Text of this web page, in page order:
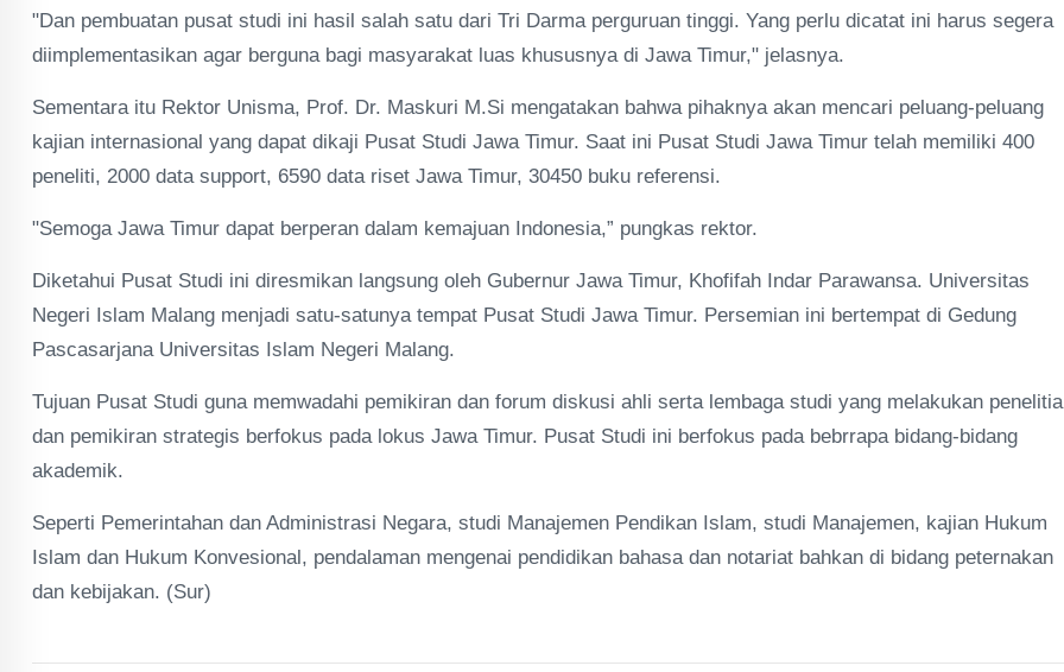
"Dan pembuatan pusat studi ini hasil salah satu dari Tri Darma perguruan tinggi. Yang perlu dicatat ini harus segera
diimplementasikan agar berguna bagi masyarakat luas khususnya di Jawa Timur," jelasnya.
Sementara itu Rektor Unisma, Prof. Dr. Maskuri M.Si mengatakan bahwa pihaknya akan mencari peluang-peluang
kajian internasional yang dapat dikaji Pusat Studi Jawa Timur. Saat ini Pusat Studi Jawa Timur telah memiliki 400
peneliti, 2000 data support, 6590 data riset Jawa Timur, 30450 buku referensi.
"Semoga Jawa Timur dapat berperan dalam kemajuan Indonesia,” pungkas rektor.
Diketahui Pusat Studi ini diresmikan langsung oleh Gubernur Jawa Timur, Khofifah Indar Parawansa. Universitas
Negeri Islam Malang menjadi satu-satunya tempat Pusat Studi Jawa Timur. Persemian ini bertempat di Gedung
Pascasarjana Universitas Islam Negeri Malang.
Tujuan Pusat Studi guna memwadahi pemikiran dan forum diskusi ahli serta lembaga studi yang melakukan
dan pemikiran strategis berfokus pada lokus Jawa Timur. Pusat Studi ini berfokus pada bebrrapa bidang-bidang
akademik.
Seperti Pemerintahan dan Administrasi Negara, studi Manajemen Pendikan Islam, studi Manajemen, kajian Hukum
Islam dan Hukum Konvesional, pendalaman mengenai pendidikan bahasa dan notariat bahkan di bidang peternakan
dan kebijakan. (Sur)